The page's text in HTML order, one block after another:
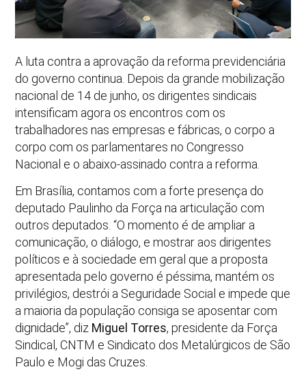
A luta contra a aprovação da reforma previdenciária
do governo continua. Depois da grande mobilização
nacional de 14 de junho, os dirigentes sindicais
intensificam agora os encontros com os
trabalhadores nas empresas e fábricas, o corpo a
corpo com os parlamentares no Congresso
Nacional e o abaixo-assinado contra a reforma.
Em Brasília, contamos com a forte presença do
deputado Paulinho da Força na articulação com
outros deputados. “O momento é de ampliar a
comunicação, o diálogo, e mostrar aos dirigentes
políticos e à sociedade em geral que a proposta
apresentada pelo governo é péssima, mantém os
privilégios, destrói a Seguridade Social e impede que
a maioria da população consiga se aposentar com
dignidade”, diz Miguel Torres, presidente da Força
Sindical, CNTM e Sindicato dos Metalúrgicos de São
Paulo e Mogi das Cruzes.